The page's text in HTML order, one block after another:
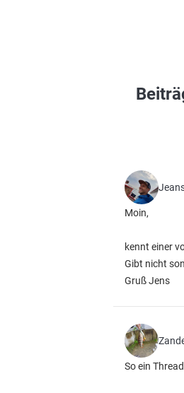
Moin,
kennt einer
Gibt nicht
Gruß Jens
So ein